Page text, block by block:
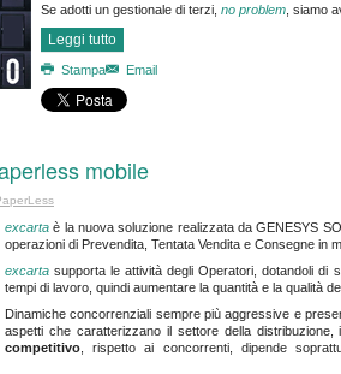
Se adotti un gestionale di terzi, no problem , siamo
Leggi tutto
Stampa Email
mobile
excarta è la nuova soluzione realizzata da GENESYS
operazioni di Prevendita, Tentata Vendita e Consegne in
excarta supporta le attività degli Operatori, dotandoli di
tempi di lavoro, quindi aumentare la quantità e la qualità
Dinamiche concorrenziali sempre più aggressive e
aspetti che caratterizzano il settore della
competitivo , rispetto ai concorrenti, dipende